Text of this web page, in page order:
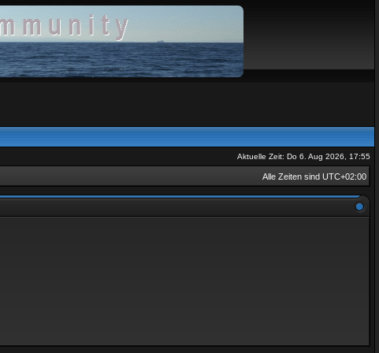
Aktuelle Zeit: Do 6. Aug 2026, 17:55
Alle Zeiten sind UTC+02:00